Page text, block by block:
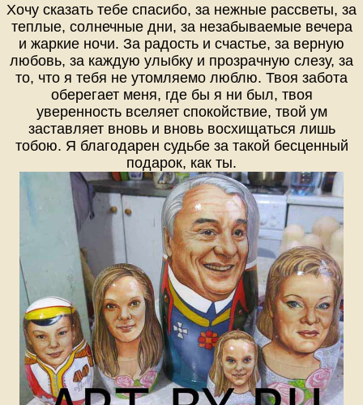
Хочу сказать тебе спасибо, за нежные рассветы, за
теплые, солнечные дни, за незабываемые вечера
и жаркие ночи. За радость и счастье, за верную
любовь, за каждую улыбку и прозрачную слезу, за
то, что я тебя не утомляемо люблю. Твоя забота
оберегает меня, где бы я ни был, твоя
уверенность вселяет спокойствие, твой ум
заставляет вновь и вновь восхищаться лишь
тобою. Я благодарен судьбе за такой бесценный
подарок, как ты.